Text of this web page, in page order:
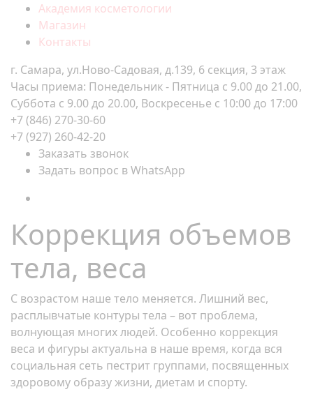
Академия косметологии
Магазин
Контакты
г. Самара, ул.Ново-Садовая, д.139, 6 секция, 3 этаж
Часы приема: Понедельник - Пятница с 9.00 до 21.00,
Суббота с 9.00 до 20.00, Воскресенье с 10:00 до 17:00
+7 (846) 270-30-60
+7 (927) 260-42-20
Заказать звонок
Задать вопрос в WhatsApp
Коррекция объемов
тела, веса
С возрастом наше тело меняется. Лишний вес,
расплывчатые контуры тела – вот проблема,
волнующая многих людей. Особенно коррекция
веса и фигуры актуальна в наше время, когда вся
социальная сеть пестрит группами, посвященных
здоровому образу жизни, диетам и спорту.